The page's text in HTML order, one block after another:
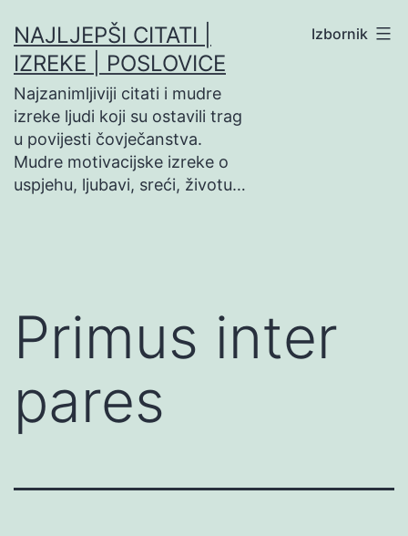
na
sadržaj
NAJLJEPŠI CITATI |
IZREKE | POSLOVICE
Najzanimljiviji citati i mudre
izreke ljudi koji su ostavili trag
u povijesti čovječanstva.
Mudre motivacijske izreke o
uspjehu, ljubavi, sreći, životu…
Izbornik
Primus inter
pares